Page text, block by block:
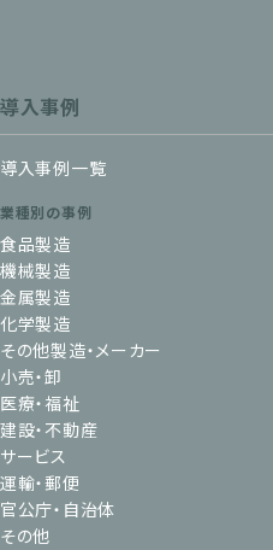
導入事例
導入事例一覧
業種別の事例
食品製造
機械製造
金属製造
化学製造
その他製造・メーカー
小売・卸
医療・福祉
建設・不動産
サービス
運輸・郵便
官公庁・自治体
その他